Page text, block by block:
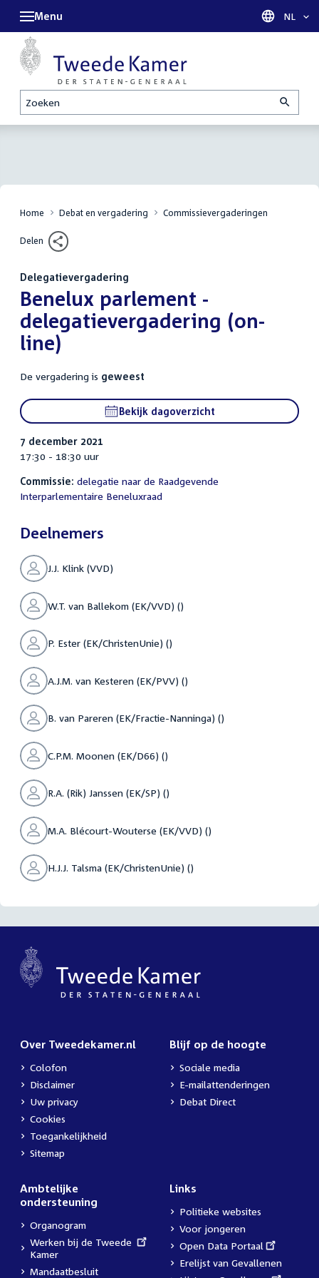
Zoeken
Menu Taal
NL
Home Debat en vergadering Commissievergaderingen
Delen
Delegatievergadering
:Benelux parlement -
delegatievergadering (on-
line)
De vergadering is geweest
Bekijk dagoverzicht
7 december 2021
17:30 - 18:30 uur
Commissie: delegatie naar de Raadgevende
Interparlementaire Beneluxraad
Deelnemers
J.J. Klink (VVD)
W.T. van Ballekom (EK/VVD) ()
P. Ester (EK/ChristenUnie) ()
A.J.M. van Kesteren (EK/PVV) ()
B. van Pareren (EK/Fractie-Nanninga) ()
C.P.M. Moonen (EK/D66) ()
R.A. (Rik) Janssen (EK/SP) ()
M.A. Blécourt-Wouterse (EK/VVD) ()
H.J.J. Talsma (EK/ChristenUnie) ()
Over Tweedekamer.nl
Colofon
Disclaimer
Uw privacy
Cookies
Toegankelijkheid
Sitemap
Blijf op de hoogte
Sociale media
E-mailattenderingen
Debat Direct
Ambtelijke
ondersteuning
Organogram
External
link:
Werken bij de Tweede
Kamer
Mandaatbesluit
Links
Politieke websites
Voor jongeren
External
link:
Open Data Portaal
Erelijst van Gevallenen